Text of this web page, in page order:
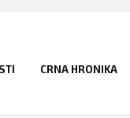
CRNA HRONIKA